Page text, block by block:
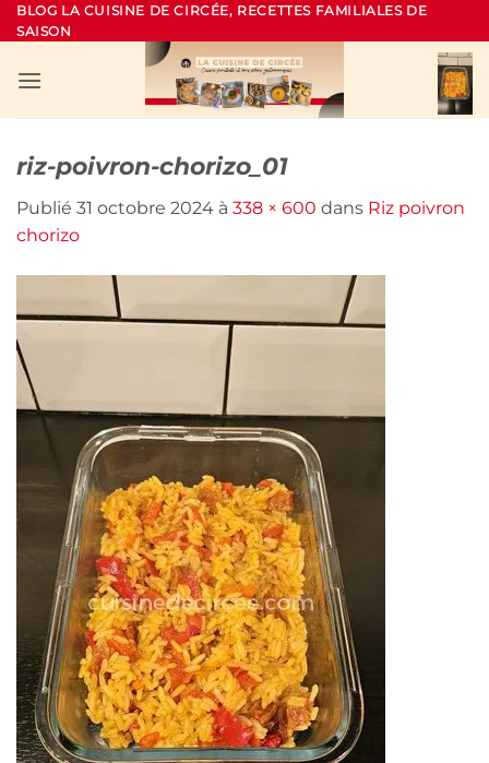
Passer
au
BLOG LA CUISINE DE CIRCÉE, RECETTES FAMILIALES DE
SAISON
riz-poivron-chorizo_01
Publié 31 octobre 2024 à 338 × 600 dans Riz poivron
chorizo